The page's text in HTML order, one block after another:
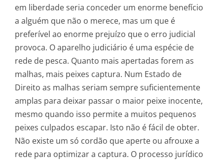
em liberdade seria conceder um enorme benefício
a alguém que não o merece, mas um que é
preferível ao enorme prejuízo que o erro judicial
provoca. O aparelho judiciário é uma espécie de
rede de pesca. Quanto mais apertadas forem as
malhas, mais peixes captura. Num Estado de
Direito as malhas seriam sempre suficientemente
amplas para deixar passar o maior peixe inocente,
mesmo quando isso permite a muitos pequenos
peixes culpados escapar. Isto não é fácil de obter.
Não existe um só cordão que aperte ou afrouxe a
rede para optimizar a captura. O processo jurídico